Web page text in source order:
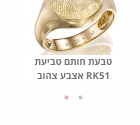
טבעת חותם טביעת
אצבע צהוב RK51